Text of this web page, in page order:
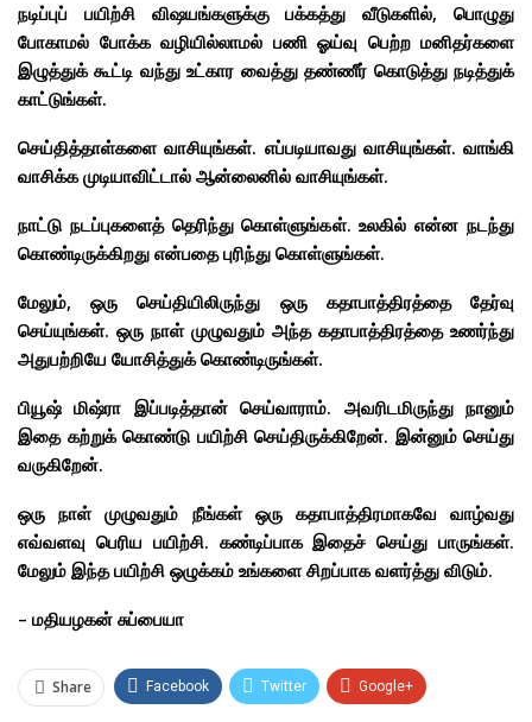
நடிப்புப் பயிற்சி விஷயங்களுக்கு பக்கத்து வீடுகளில், பொழுது
போகாமல் போக்க வழியில்லாமல் பணி ஓய்வு பெற்ற மனிதர்களை
இழுத்துக் கூட்டி வந்து உட்கார வைத்து தண்ணீர் கொடுத்து நடித்துக்
காட்டுங்கள்.
செய்தித்தாள்களை வாசியுங்கள். எப்படியாவது வாசியுங்கள். வாங்கி
வாசிக்க முடியாவிட்டால் ஆன்லைனில் வாசியுங்கள்.
நாட்டு நடப்புகளைத் தெரிந்து கொள்ளுங்கள். உலகில் என்ன நடந்து
கொண்டிருக்கிறது என்பதை புரிந்து கொள்ளுங்கள்.
மேலும், ஒரு செய்தியிலிருந்து ஒரு கதாபாத்திரத்தை தேர்வு
செய்யுங்கள். ஒரு நாள் முழுவதும் அந்த கதாபாத்திரத்தை உணர்ந்து
அதுபற்றியே யோசித்துக் கொண்டிருங்கள்.
பியூஷ் மிஷ்ரா இப்படித்தான் செய்வாராம். அவரிடமிருந்து நானும்
இதை கற்றுக் கொண்டு பயிற்சி செய்திருக்கிறேன். இன்னும் செய்து
வருகிறேன்.
ஒரு நாள் முழுவதும் நீங்கள் ஒரு கதாபாத்திரமாகவே வாழ்வது
எவ்வளவு பெரிய பயிற்சி. கண்டிப்பாக இதைச் செய்து பாருங்கள்.
மேலும் இந்த பயிற்சி ஒழுக்கம் உங்களை சிறப்பாக வளர்த்து விடும்.
– மதியழகன் சுப்பையா
Share Facebook Twitter Google+